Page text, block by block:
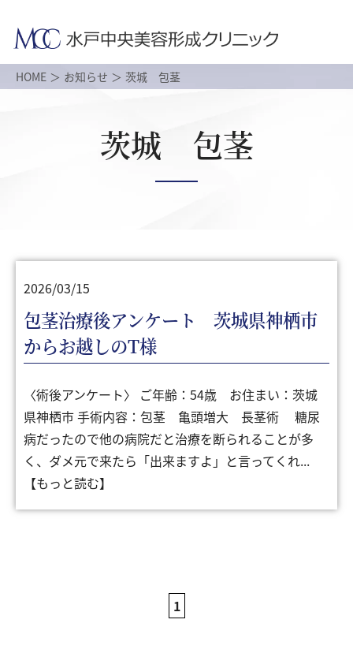
HOME お知らせ 茨城 包茎
茨城 包茎
2026/03/15
包茎治療後アンケート 茨城県神栖市
からお越しのT様
〈術後アンケート〉 ご年齢：54歳 お住まい：茨城
県神栖市 手術内容：包茎 亀頭増大 長茎術 糖尿
病だったので他の病院だと治療を断られることが多
く、ダメ元で来たら「出来ますよ」と言ってくれ...
【もっと読む】
1